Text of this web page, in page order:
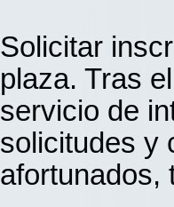
Solicitar
plaza. Tras
servicio de
solicitudes y
afortunados,